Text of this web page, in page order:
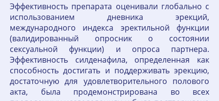
Эффективность препарата оценивали глобально с
использованием дневника эрекций,
международного индекса эректильной функции
(валидированный опросник о состоянии
сексуальной функции) и опроса партнера.
Эффективность силденафила, определенная как
способность достигать и поддерживать эрекцию,
достаточную для удовлетворительного полового
акта, была продемонстрирована во всех